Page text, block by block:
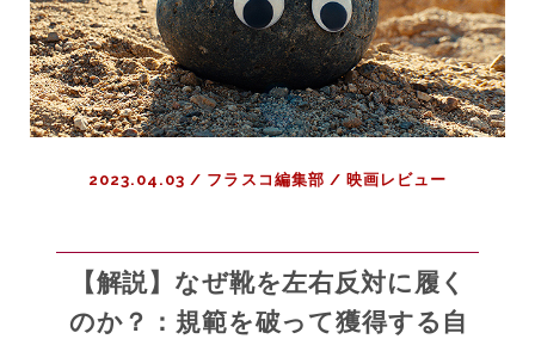
/
自
己
内
省
『シ
ガ
ー
ル
2023.04.03 / フラスコ編集部 / 映画レビュー
【解説】なぜ靴を左右反対に履く
のか？：規範を破って獲得する自